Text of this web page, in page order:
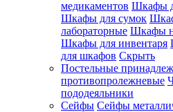
медикаментов Шкафы
Шкафы для сумок
лабораторные Шкафы
Шкафы для инвентаря
для шкафов Скрыть
Постельные
противопролежневые
пододеяльники
Сейфы Сейфы